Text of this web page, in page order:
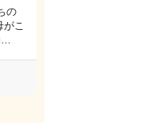
の
こ
…